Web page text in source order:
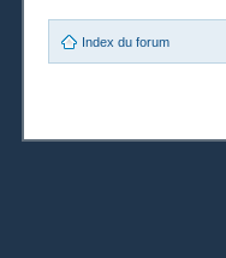
Index du forum